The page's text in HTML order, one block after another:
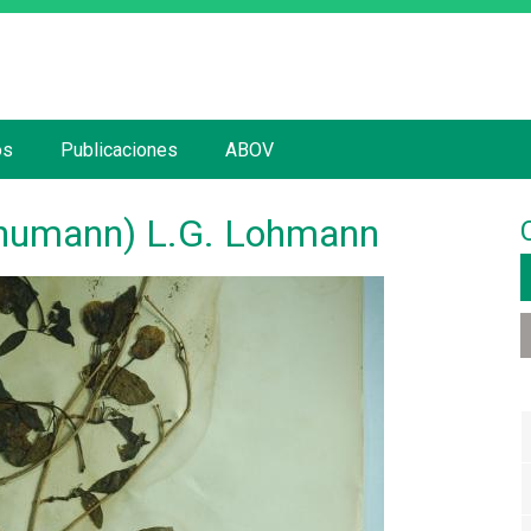
L.G. Lohmann
Publicaciones ABOV